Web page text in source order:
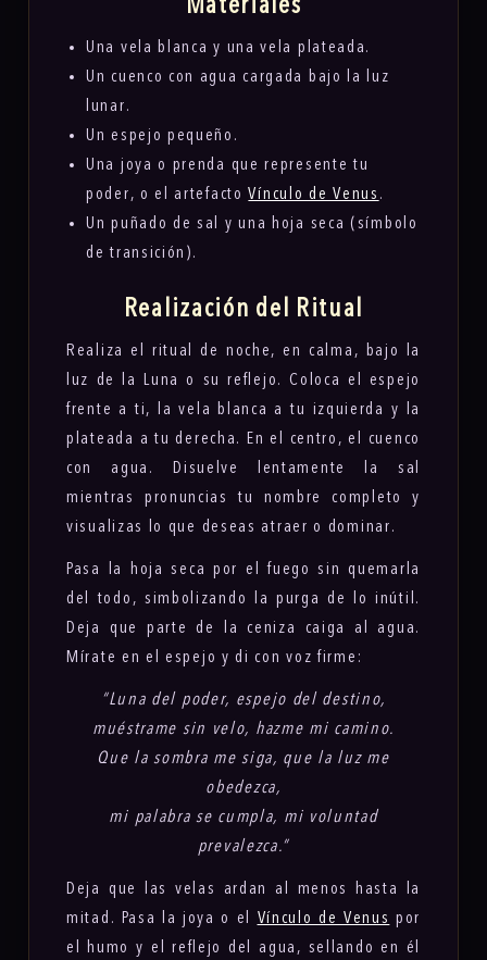
Materiales
Una vela blanca y una vela plateada.
Un cuenco con agua cargada bajo la luz
lunar.
Un espejo pequeño.
Una joya o prenda que represente tu
poder, o el artefactoVínculo de Venus .
Un puñado de sal y una hoja seca (símbolo
de transición).
Realización del Ritual
Realiza el ritual de noche, en calma, bajo la
luz de la Luna o su reflejo. Coloca el espejo
frente a ti, la vela blanca a tu izquierda y la
plateada a tu derecha. En el centro, el cuenco
con agua. Disuelve lentamente la sal
mientras pronuncias tu nombre completo y
visualizas lo que deseas atraer o dominar.
Pasa la hoja seca por el fuego sin quemarla
del todo, simbolizando la purga de lo inútil.
Deja que parte de la ceniza caiga al agua.
Mírate en el espejo y di con voz firme:
“Luna del poder, espejo del destino,
muéstrame sin velo, hazme mi camino.
Que la sombra me siga, que la luz me
obedezca,
mi palabra se cumpla, mi voluntad
prevalezca.”
Deja que las velas ardan al menos hasta la
mitad. Pasa la joya o el Vínculo de Venus por
el humo y el reflejo del agua, sellando en él